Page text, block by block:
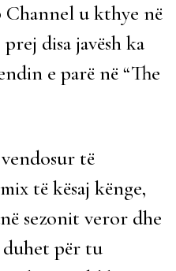
u kthye në
disa javësh ka
e parë në “The
të
të kësaj kënge,
sezonit veror dhe
për tu